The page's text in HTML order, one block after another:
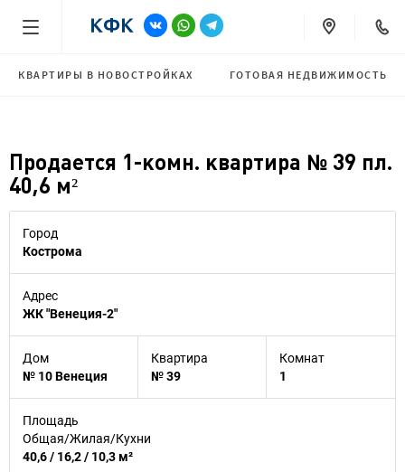
КВАРТИРЫ В НОВОСТРОЙКАХ ГОТОВАЯ НЕДВИЖИМОСТЬ
Продается 1-комн. квартира № 39 пл.
40,6 м²
Город
Кострома
Адрес
ЖК "Венеция-2"
Дом
№ 10 Венеция
Квартира
№ 39
Комнат
1
Площадь
Общая/Жилая/Кухни
40,6 / 16,2 / 10,3 м²